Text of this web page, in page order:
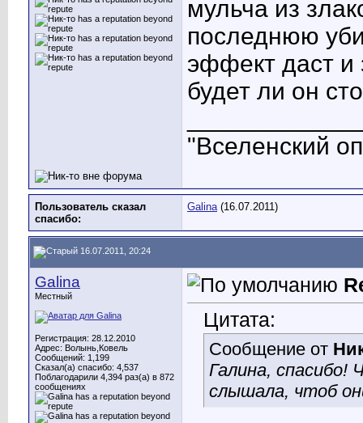
мульча из
последнюю
эффект даст и
будет ли он
"Вселенский
Пользователь сказал
cпасибо:
Galina(16.07.2011)
16.07.2011, 20:24
Galina
Местный
Регистрация: 28.12.2010
Адрес: Волынь,Ковель
Сообщений: 1,199
Сказал(а) спасибо: 4,537
Поблагодарили 4,394 раз(а) в 872
сообщениях
Цитата:
Сообщение от
Галина, спасибо!
слышала, чтоб